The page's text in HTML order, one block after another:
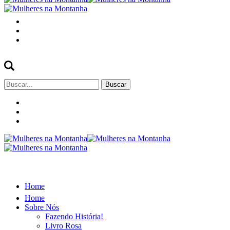
Buscar
por:
Home
Home
Sobre Nós
Fazendo História!
Livro Rosa